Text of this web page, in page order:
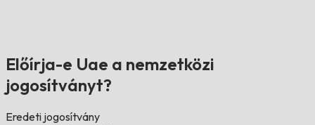
Előírja-e Uae a nemzetközi
jogosítványt?
Eredeti jogosítvány